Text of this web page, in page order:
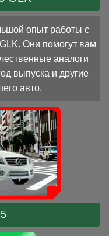
опыт работы с
Они помогут вам
аналоги
выпуска и другие
авто.